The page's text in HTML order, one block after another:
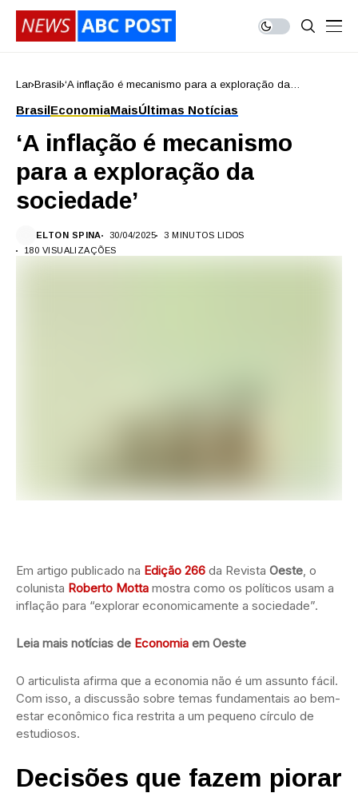
Lar Brasil ‘A inflação é mecanismo para a exploração da
BrasilEconomiaMaisÚltimas Notícias
‘A inflação é mecanismo
para a exploração da
sociedade’
ELTON SPINA 30/04/2025
3 MINUTOS LIDOS
180 VISUALIZAÇÕES
Em artigo publicado na Edição 266 da Revista Oeste, o
colunista Roberto Motta mostra como os políticos usam a
inflação para “explorar economicamente a sociedade”.
Leia mais notícias de Economia em Oeste
O articulista afirma que a economia não é um assunto fácil.
Com isso, a discussão sobre temas fundamentais ao bem-
estar econômico fica restrita a um pequeno círculo de
estudiosos.
Decisões que fazem piorar